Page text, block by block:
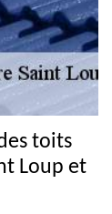
toits
Loup et